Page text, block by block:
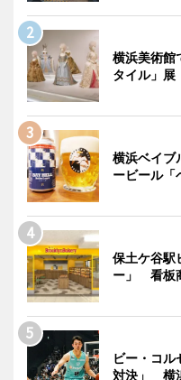
横浜美術館
タイル」
横浜ベイ
ービール「
保土ケ谷駅
ー」 看板
ビー・コル
対決」 横